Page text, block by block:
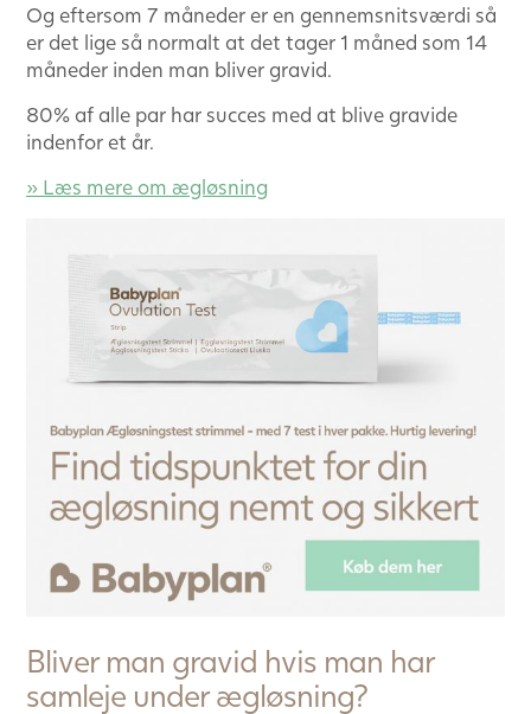
Og eftersom 7 måneder er en gennemsnitsværdi så
er det lige så normalt at det tager 1 måned som 14
måneder inden man bliver gravid.
80% af alle par har succes med at blive gravide
indenfor et år.
» Læs mere om ægløsning
Bliver man gravid hvis man har
samleje under ægløsning?